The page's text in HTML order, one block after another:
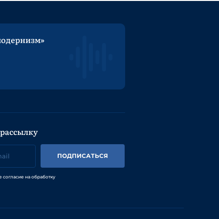
ПОДПИСАТЬСЯ
на обработку